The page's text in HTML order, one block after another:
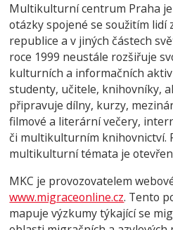
Multikulturní centrum Praha
otázky spojené se soužitím lidí
republice a v jiných částech
roce 1999 neustále rozšiřuje
kulturních a informačních
studenty, učitele, knihovníky,
připravuje dílny, kurzy,
filmové a literární večery,
či multikulturním knihovnictví.
multikulturní témata je
MKC je provozovatelem
www.migraceonline.cz. Tento
mapuje výzkumy týkající se